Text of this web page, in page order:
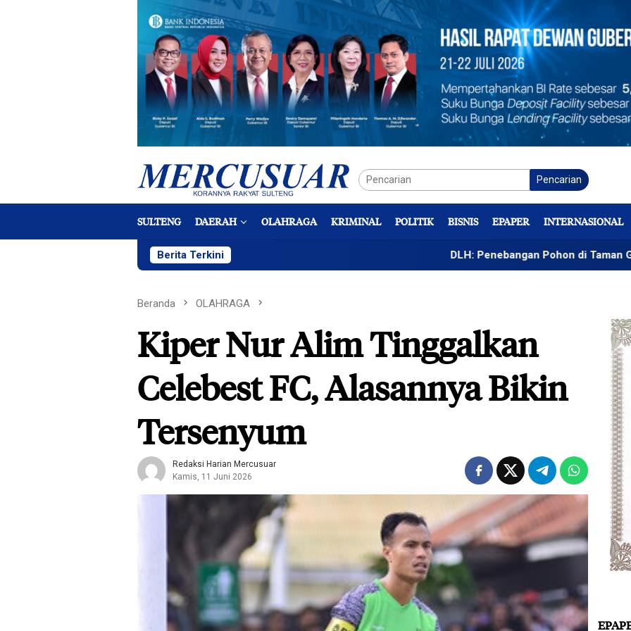
Pencarian
SULTENG DAERAH OLAHRAGA KRIMINAL POLITIK BISNIS EPAPER INTERNASIONAL
Berita Terkini DLH: Penebangan Pohon di Taman GOR Bagian dari
Beranda OLAHRAGA
Kiper Nur Alim Tinggalkan
Celebest FC, Alasannya Bikin
Tersenyum
Redaksi Harian Mercusuar
Kamis, 11 Juni 2026